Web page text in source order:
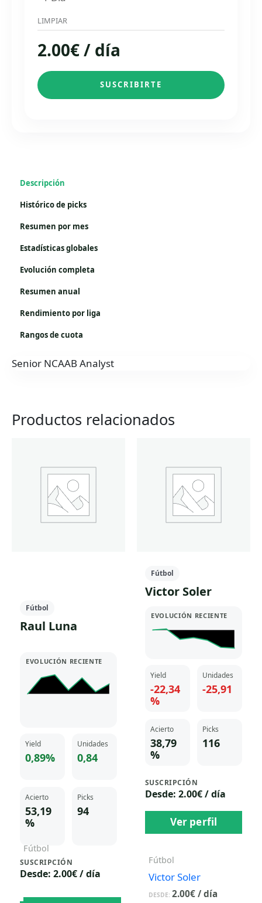
LIMPIAR
2.00€/ día
SUSCRIBIRTE
Descripción
Histórico de picks
Resumen por mes
Estadísticas globales
Evolución completa
Resumen anual
Rendimiento por liga
Rangos de cuota
Senior NCAAB Analyst
Productos relacionados
Fútbol
Raul Luna
EVOLUCIÓN RECIENTE
Yield
0,89%
Unidades
0,84
Acierto
53,19
%
Picks
94
SUSCRIPCIÓN
Desde: 2.00€ / día
Fútbol
Raul Luna
Fútbol
Victor Soler
EVOLUCIÓN RECIENTE
Yield
-22,34
%
Unidades
-25,91
Acierto
38,79
%
Picks
116
SUSCRIPCIÓN
Desde: 2.00€ / día
Ver perfil
Fútbol
Victor Soler
DESDE:2.00€ / día